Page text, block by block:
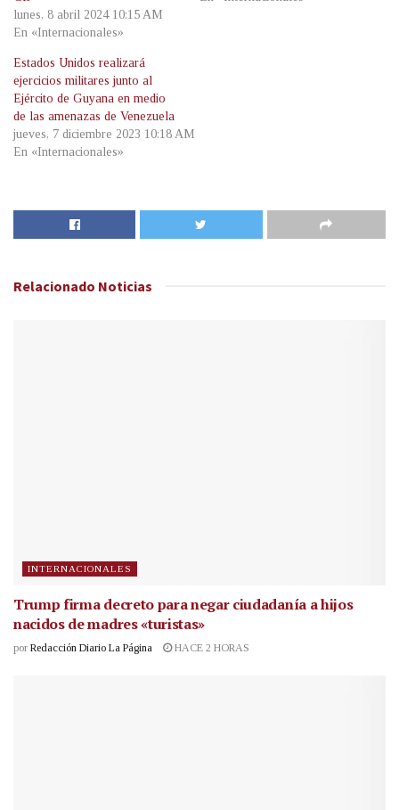
lunes, 8 abril 2024 10:15 AM
En «Internacionales»
Estados Unidos realizará
ejercicios militares junto al
Ejército de Guyana en medio
de las amenazas de Venezuela
jueves, 7 diciembre 2023 10:18 AM
En «Internacionales»
Relacionado Noticias
INTERNACIONALES
Trump firma decreto para negar ciudadanía a hijos
nacidos de madres «turistas»
por Redacción Diario La Página HACE 2 HORAS